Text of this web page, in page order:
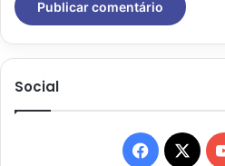
Social
Facebook
X